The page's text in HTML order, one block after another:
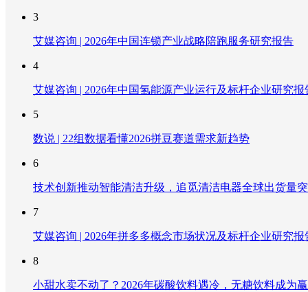
3
艾媒咨询 | 2026年中国连锁产业战略陪跑服务研究报告
4
艾媒咨询 | 2026年中国氢能源产业运行及标杆企业研究报
5
数说 | 22组数据看懂2026拼豆赛道需求新趋势
6
技术创新推动智能清洁升级，追觅清洁电器全球出货量
7
艾媒咨询 | 2026年拼多多概念市场状况及标杆企业研究报
8
小甜水卖不动了？2026年碳酸饮料遇冷，无糖饮料成为